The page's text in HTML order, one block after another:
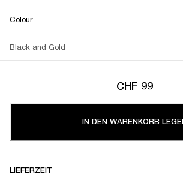
Colour
Black and Gold
CHF 99
IN DEN WARENKORB
LIEFERZEIT